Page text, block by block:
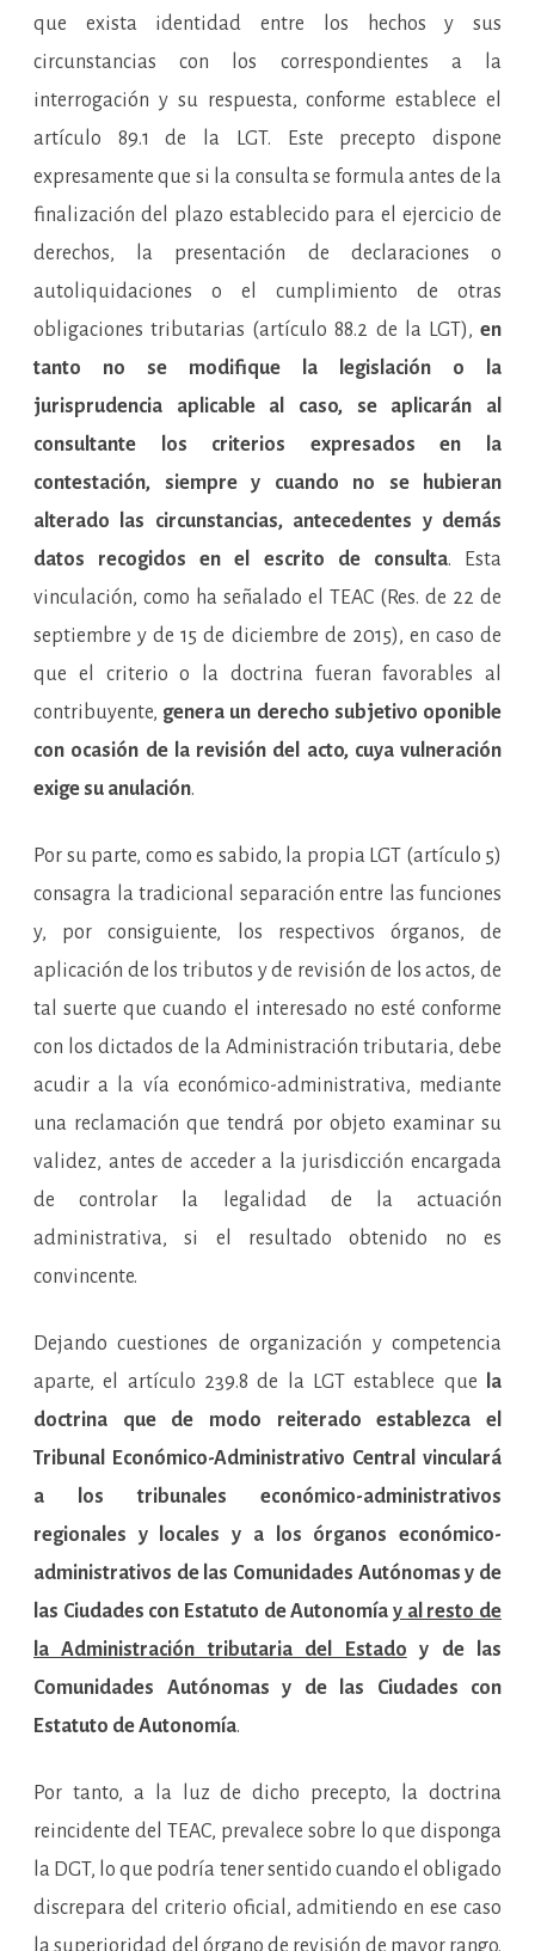
que exista identidad entre los hechos y sus
circunstancias con los correspondientes a la
interrogación y su respuesta, conforme establece el
artículo 89.1 de la LGT. Este precepto dispone
expresamente que si la consulta se formula antes de la
finalización del plazo establecido para el ejercicio de
derechos, la presentación de declaraciones o
autoliquidaciones o el cumplimiento de otras
obligaciones tributarias (artículo 88.2 de la LGT), en
tanto no se modifique la legislación o la
jurisprudencia aplicable al caso, se aplicarán al
consultante los criterios expresados en la
contestación, siempre y cuando no se hubieran
alterado las circunstancias, antecedentes y demás
datos recogidos en el escrito de consulta. Esta
vinculación, como ha señalado el TEAC (Res. de 22 de
septiembre y de 15 de diciembre de 2015), en caso de
que el criterio o la doctrina fueran favorables al
contribuyente, genera un derecho subjetivo oponible
con ocasión de la revisión del acto, cuya vulneración
exige su anulación.
Por su parte, como es sabido, la propia LGT (artículo 5)
consagra la tradicional separación entre las funciones
y, por consiguiente, los respectivos órganos, de
aplicación de los tributos y de revisión de los actos, de
tal suerte que cuando el interesado no esté conforme
con los dictados de la Administración tributaria, debe
acudir a la vía económico-administrativa, mediante
una reclamación que tendrá por objeto examinar su
validez, antes de acceder a la jurisdicción encargada
de controlar la legalidad de la actuación
administrativa, si el resultado obtenido no es
convincente.
Dejando cuestiones de organización y competencia
aparte, el artículo 239.8 de la LGT establece que
la
doctrina que de modo reiterado establezca el
Tribunal Económico-Administrativo Central vinculará
a los tribunales económico-administrativos
regionales y locales y a los órganos económico-
administrativos de las Comunidades Autónomas y de
las Ciudades con Estatuto de Autonomía y al resto de
la Administración tributaria del Estado y de las
Comunidades Autónomas y de las Ciudades con
Estatuto de Autonomía.
Por tanto, a la luz de dicho precepto, la doctrina
reincidente del TEAC, prevalece sobre lo que disponga
la DGT, lo que podría tener sentido cuando el obligado
discrepara del criterio oficial, admitiendo en ese caso
la superioridad del órgano de revisión de mayor rango.